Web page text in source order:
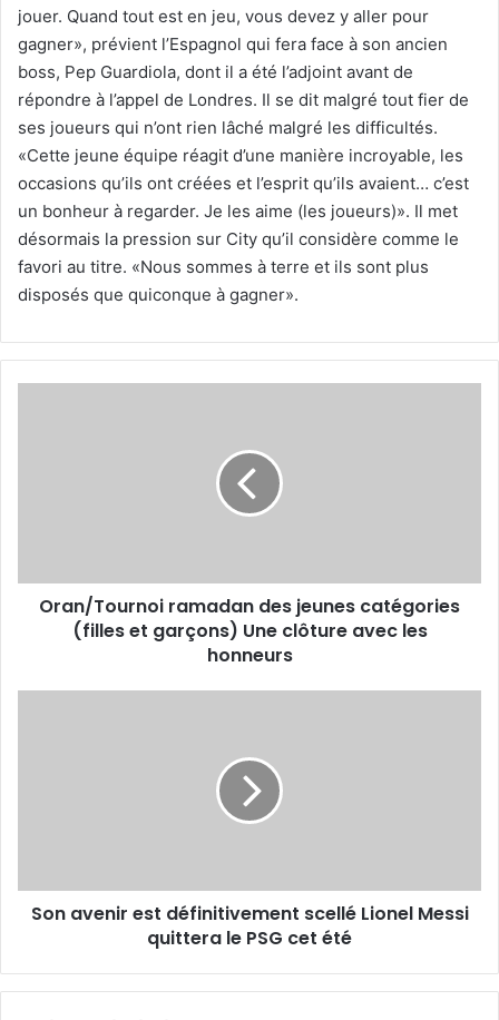
jouer. Quand tout est en jeu, vous devez y aller pour
gagner», prévient l’Espagnol qui fera face à son ancien
boss, Pep Guardiola, dont il a été l’adjoint avant de
répondre à l’appel de Londres. Il se dit malgré tout fier de
ses joueurs qui n’ont rien lâché malgré les difficultés.
«Cette jeune équipe réagit d’une manière incroyable, les
occasions qu’ils ont créées et l’esprit qu’ils avaient… c’est
un bonheur à regarder. Je les aime (les joueurs)». Il met
désormais la pression sur City qu’il considère comme le
favori au titre. «Nous sommes à terre et ils sont plus
disposés que quiconque à gagner».
Une
clôture
Oran/Tournoi ramadan des jeunes catégories
(filles et garçons) Une clôture avec les
honneurs
le
PSG
Son avenir est définitivement scellé Lionel Messi
quittera le PSG cet été